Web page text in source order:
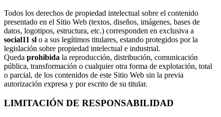
Todos los derechos de propiedad intelectual sobre el contenido
presentado en el Sitio Web (textos, diseños, imágenes, bases de
datos, logotipos, estructura, etc.) corresponden en exclusiva a
social11 sl o a sus legítimos titulares, estando protegidos por la
legislación sobre propiedad intelectual e industrial.
Queda prohibida la reproducción, distribución, comunicación
pública, transformación o cualquier otra forma de explotación, total
o parcial, de los contenidos de este Sitio Web sin la previa
autorización expresa y por escrito de su titular.
LIMITACIÓN DE RESPONSABILIDAD